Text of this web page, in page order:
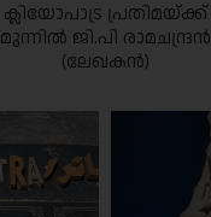
ക്ലിയോപാട്ര പ്രതിമയ്ക്ക്
മുന്നിൽ ജി.പി രാമചന്ദ്രൻ
(ലേഖകൻ)